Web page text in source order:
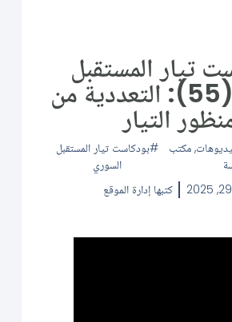
تيار المستقبل
السوري (55): التعددية من
التيار
,مكتب
بودكاست تيار المستقبل
السوري
كتبها إدارة الموقع